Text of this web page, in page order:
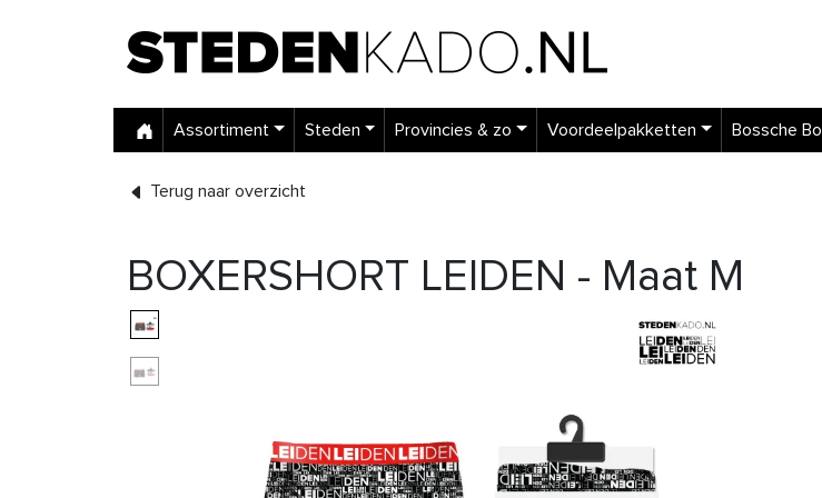
Assortiment Steden Provincies & zo Voordeelpakketten Bossche Bol
Terug naar overzicht
BOXERSHORT LEIDEN - Maat M